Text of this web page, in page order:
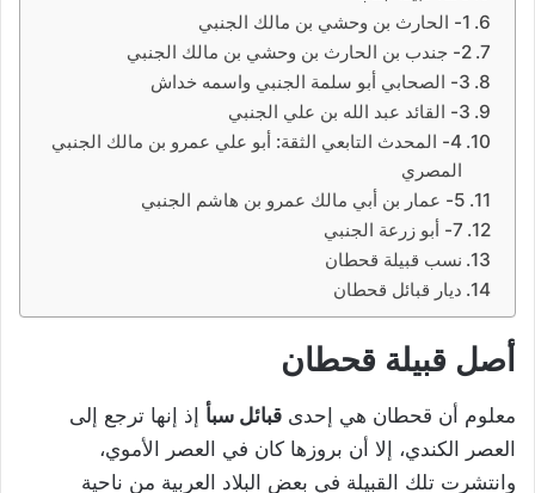
1- الحارث بن وحشي بن مالك الجنبي
2- جندب بن الحارث بن وحشي بن مالك الجنبي
3- الصحابي أبو سلمة الجنبي واسمه خداش
3- القائد عبد الله بن علي الجنبي
4- المحدث التابعي الثقة: أبو علي عمرو بن مالك الجنبي
المصري
5- عمار بن أبي مالك عمرو بن هاشم الجنبي
7- أبو زرعة الجنبي
نسب قبيلة قحطان
ديار قبائل قحطان
أصل قبيلة قحطان
معلوم أن قحطان هي إحدى قبائل سبأ إذ إنها ترجع إلى
العصر الكندي، إلا أن بروزها كان في العصر الأموي،
وانتشرت تلك القبيلة في بعض البلاد العربية من ناحية